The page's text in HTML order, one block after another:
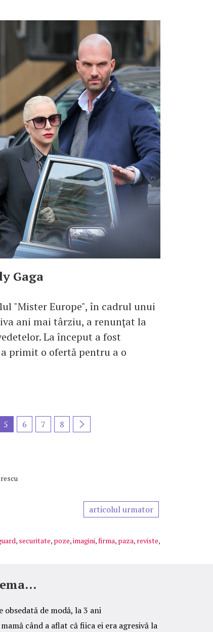
Gaga
"Mister Europe", în cadrul unui
ani mai târziu, a renunţat la
La început a fost
primit o ofertă pentru a o
5 6 7 8
articolul urmator
, securitate, poze,imagini,firma, paza, reviste,
de modă, la 3 ani
când a aflat că fiica ei era agresivă la